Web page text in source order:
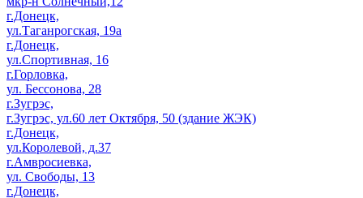
г.Донецк,
ул.Таганрогская, 19а
г.Донецк,
ул.Спортивная, 16
г.Горловка,
ул. Бессонова, 28
г.Зугрэс,
г.Зугрэс, ул.60 лет Октября, 50 (здание ЖЭК)
г.Донецк,
ул.Королевой, д.37
г.Амвросиевка,
ул. Свободы, 13
г.Донецк,